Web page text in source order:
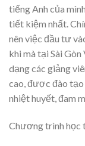
tiếng Anh của
tiết kiệm nhất.
nên việc đầu tư
khi mà tại Sài
dạng các giảng
cao, được đào tạo
nhiệt huyết, đam
Chương trình học